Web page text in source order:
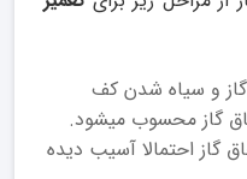
و سیاه شدن کف
گاز محسوب میشود.
گاز احتمالا آسیب دیده